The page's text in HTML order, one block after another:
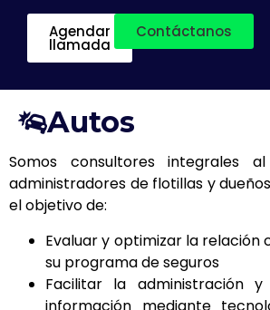
Agendar
llamada
Contáctanos
Autos
Somos consultores integrales
administradores de flotillas y
el objetivo de:
Evaluar y optimizar la relación
su programa de seguros
Facilitar la administración
información mediante